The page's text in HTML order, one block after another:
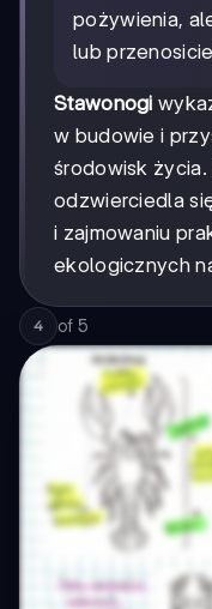
pożywienia,
lub
Stawonogi
w budowie i
środowisk
odzwierciedla
i zajmowaniu
ekologicznych
4 of 5